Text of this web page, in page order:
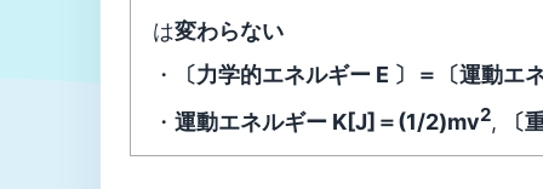
は変わらない
・
〔力学的エネルギー E 〕＝〔運動
・ 運動エネルギー K[J]＝(1/2)mv2, 〔